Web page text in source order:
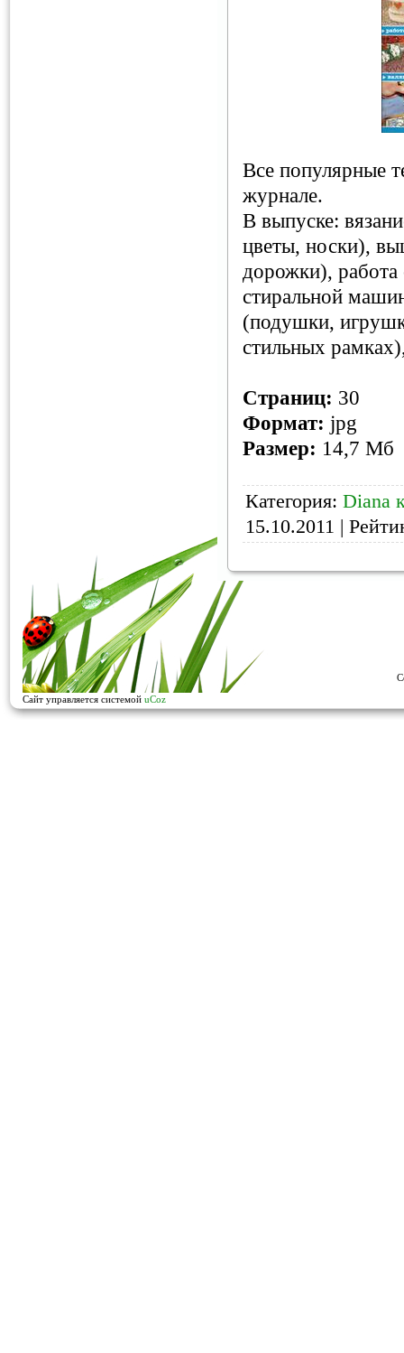
Все популярные
журнале.
В выпуске:
цветы, носки),
дорожки),
стиральной
(подушки,
стильных
Страниц: 30
Формат: jpg
Размер: 14,7 Мб
Категория: Diana
15.10.2011 |
Сайт управляется системой uCoz